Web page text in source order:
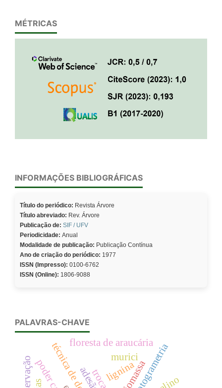
MÉTRICAS
INFORMAÇÕES BIBLIOGRÁFICAS
Título do periódico: Revista Árvore
Título abreviado: Rev. Árvore
Publicação de: SIF / UFV
Periodicidade: Anual
Modalidade de publicação: Publicação Contínua
Ano de criação do periódico: 1977
ISSN (Impresso): 0100-6762
ISSN (Online): 1806-9088
PALAVRAS-CHAVE
biomassa
ligninafotogrametria
floresta de araucária
murici
adesão